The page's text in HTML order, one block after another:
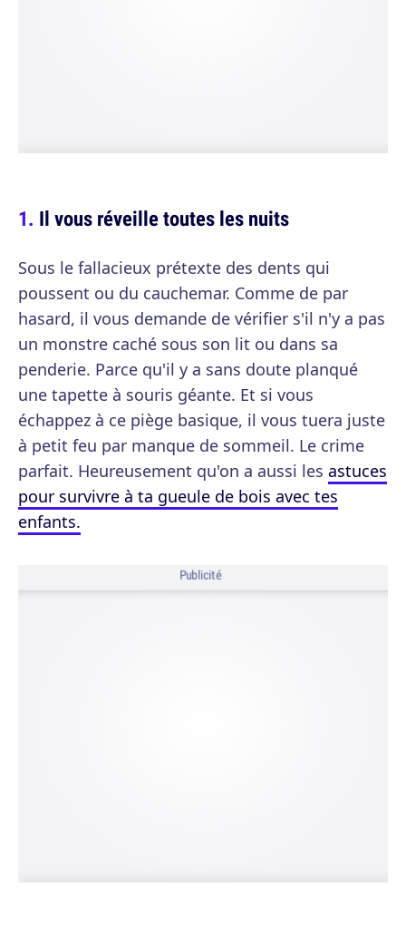
Il vous réveille toutes les nuits
Sous le fallacieux prétexte des dents qui
poussent ou du cauchemar. Comme de par
hasard, il vous demande de vérifier s'il n'y a pas
un monstre caché sous son lit ou dans sa
penderie. Parce qu'il y a sans doute planqué
une tapette à souris géante. Et si vous
échappez à ce piège basique, il vous tuera juste
à petit feu par manque de sommeil. Le crime
parfait. Heureusement qu'on a aussi les astuces
pour survivre à ta gueule de bois avec tes
enfants.
Publicité